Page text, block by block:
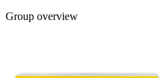
Group overview